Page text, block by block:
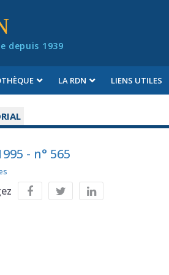
depuis 1939
LA RDN LIENS UTILES
- n° 565